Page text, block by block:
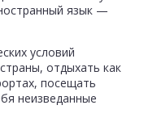
язык —
условий
отдыхать как
посещать
неизведанные